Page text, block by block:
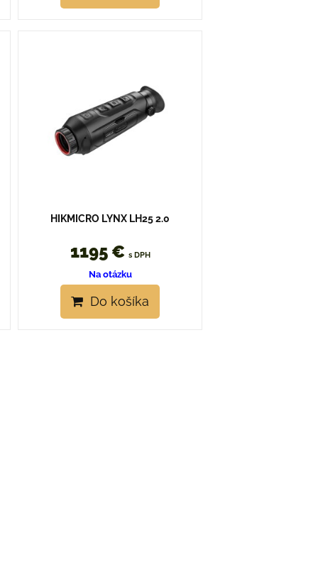
HIKMICRO LYNX LH25 2.0
1195 € s DPH
Na otázku
Do košíka